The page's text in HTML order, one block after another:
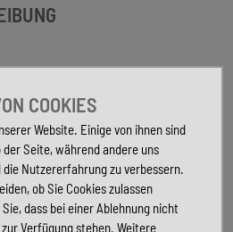
t
COOKIES
Website. Einige von ihnen sind
Seite, während andere uns
die Nutzererfahrung zu verbessern.
ob Sie Cookies zulassen
dass bei einer Ablehnung nicht
Verfügung stehen. Weitere